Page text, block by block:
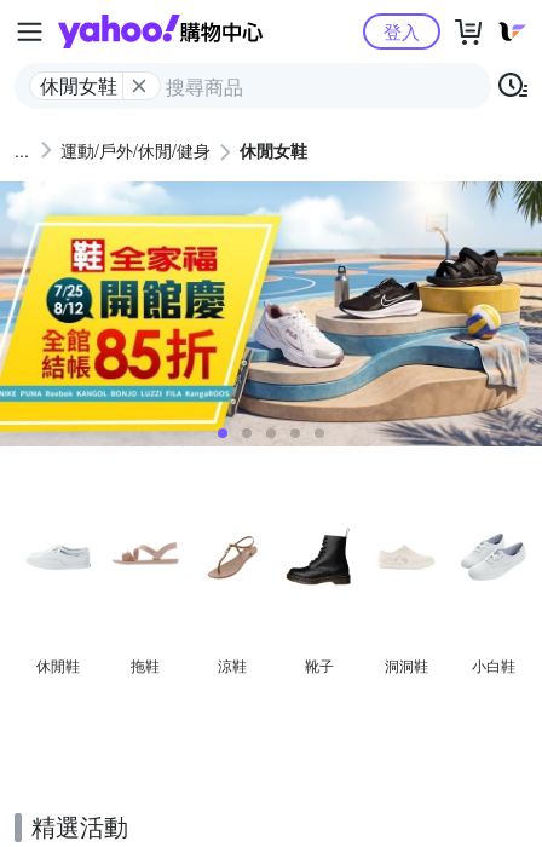
Yahoo購物中心
休閒女鞋
登入
運動/戶外/休閒/健身 休閒女鞋
休閒鞋 拖鞋 涼鞋 靴子 洞洞鞋 小白鞋
精選活動